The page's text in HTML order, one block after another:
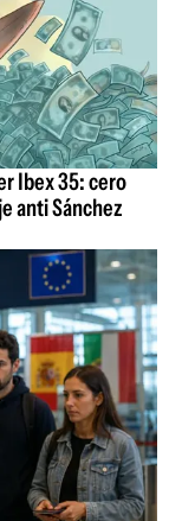
Ibex 35: cero
anti Sánchez